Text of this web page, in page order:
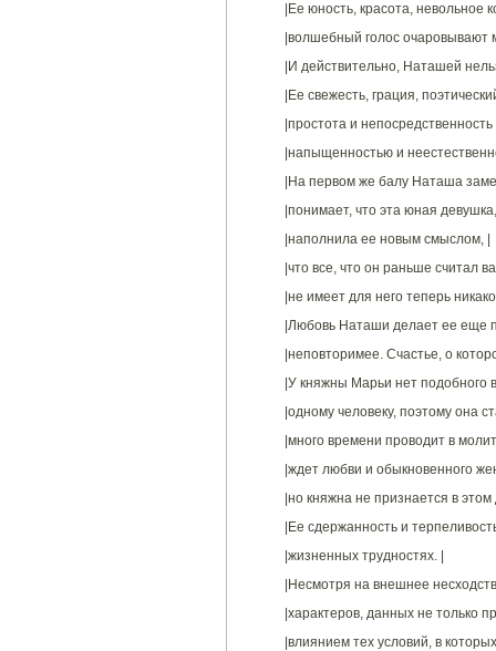
|Ее юность, красота, невольное
|волшебный голос очаровывают
|И действительно, Наташей
|Ее свежесть, грация,
|простота и
|напыщенностью и
|На первом же балу Наташа
|понимает, что эта юная
|наполнила ее новым смыслом, |
|что все, что он раньше считал
|не имеет для него теперь
|Любовь Наташи делает ее еще
|неповторимее. Счастье, о
|У княжны Марьи нет подобного
|одному человеку, поэтому она
|много времени проводит в
|ждет любви и обыкновенного
|но княжна не признается в
|Ее сдержанность и
|жизненных трудностях. |
|Несмотря на внешнее
|характеров, данных не только
|влиянием тех условий, в